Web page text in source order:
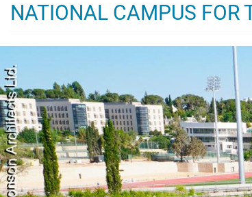
NATIONAL CAMPUS FOR